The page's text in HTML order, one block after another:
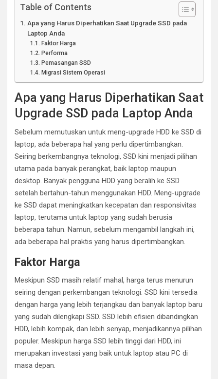
Table of Contents
Apa yang Harus Diperhatikan Saat Upgrade SSD pada
Laptop Anda
Faktor Harga
Performa
Pemasangan SSD
Migrasi Sistem Operasi
Apa yang Harus Diperhatikan Saat
Upgrade SSD pada Laptop Anda
Sebelum memutuskan untuk meng-upgrade HDD ke SSD di
laptop, ada beberapa hal yang perlu dipertimbangkan.
Seiring berkembangnya teknologi, SSD kini menjadi pilihan
utama pada banyak perangkat, baik laptop maupun
desktop. Banyak pengguna HDD yang beralih ke SSD
setelah bertahun-tahun menggunakan HDD. Meng-upgrade
ke SSD dapat meningkatkan kecepatan dan responsivitas
laptop, terutama untuk laptop yang sudah berusia
beberapa tahun. Namun, sebelum mengambil langkah ini,
ada beberapa hal praktis yang harus dipertimbangkan.
Faktor Harga
Meskipun SSD masih relatif mahal, harga terus menurun
seiring dengan perkembangan teknologi. SSD kini tersedia
dengan harga yang lebih terjangkau dan banyak laptop baru
yang sudah dilengkapi SSD. SSD lebih efisien dibandingkan
HDD, lebih kompak, dan lebih senyap, menjadikannya pilihan
populer. Meskipun harga SSD lebih tinggi dari HDD, ini
merupakan investasi yang baik untuk laptop atau PC di
masa depan.